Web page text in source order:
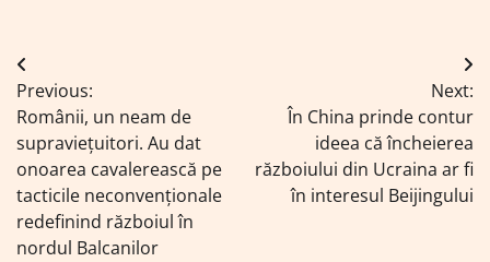
Navigare
în
articole
Previous:
Românii, un neam de
supraviețuitori. Au dat
onoarea cavalerească pe
tacticile neconvenționale
redefinind războiul în
nordul Balcanilor
Next:
În China prinde contur
ideea că încheierea
războiului din Ucraina ar fi
în interesul Beijingului